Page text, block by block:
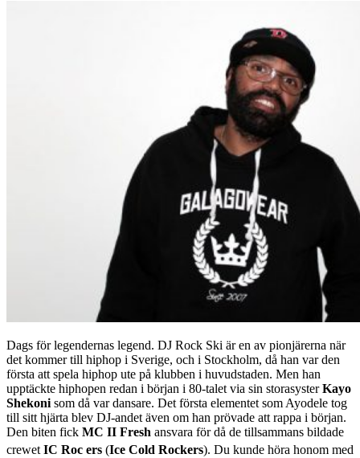
Fresh
Dags för legendernas legend. DJ Rock Ski är en av pionjärerna när
det kommer till hiphop i Sverige, och i Stockholm, då han var den
första att spela hiphop ute på klubben i huvudstaden. Men han
upptäckte hiphopen redan i början i 80-talet via sin storasysterKayo
Shekonisom då var dansare. Det första elementet som Ayodele tog
till sitt hjärta blev DJ-andet även om han prövade att rappa i början.
Den biten fick MC II Fresh ansvara för då de tillsammans bildade
crewetIC Roc ers (Ice Cold Rockers). Du kunde höra honom med